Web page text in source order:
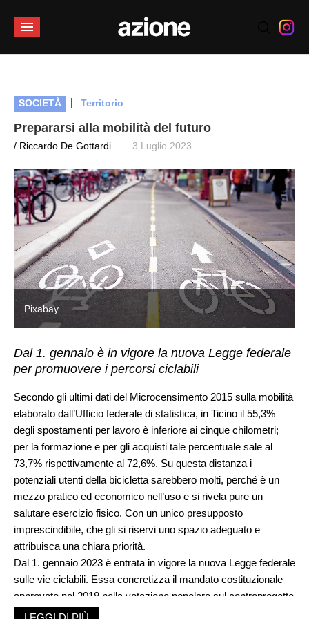
SOCIETÀ | Territorio
Prepararsi alla mobilità del futuro
/ Riccardo De Gottardi 3 Luglio 2023
Pixabay
Dal 1. gennaio è in vigore la nuova Legge federale
per promuovere i percorsi ciclabili
Secondo gli ultimi dati del Microcensimento 2015 sulla mobilità
elaborato dall’Ufficio federale di statistica, in Ticino il 55,3%
degli spostamenti per lavoro è inferiore ai cinque chilometri;
per la formazione e per gli acquisti tale percentuale sale al
73,7% rispettivamente al 72,6%. Su questa distanza i
potenziali utenti della bicicletta sarebbero molti, perché è un
mezzo pratico ed economico nell’uso e si rivela pure un
salutare esercizio fisico. Con un unico presupposto
imprescindibile, che gli si riservi uno spazio adeguato e
attribuisca una chiara priorità.
Dal 1. gennaio 2023 è entrata in vigore la nuova Legge federale
sulle vie ciclabili. Essa concretizza il mandato costituzionale
approvato nel 2018 nella votazione popolare sul controprogetto
all’iniziativa «Per la promozione delle vie ciclabili e dei sentieri